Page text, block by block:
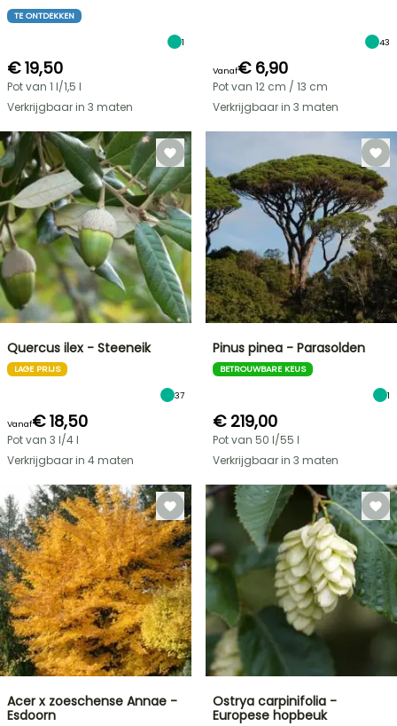
TE ONTDEKKEN
1
€ 19,50
Pot van 1 l/1,5 l
Verkrijgbaar in 3 maten
43
Vanaf€ 6,90
Pot van 12 cm / 13 cm
Verkrijgbaar in 3 maten
Quercus ilex - Steeneik
LAGE PRIJS
37
Vanaf€ 18,50
Pot van 3 l/4 l
Verkrijgbaar in 4 maten
Pinus pinea - Parasolden
BETROUWBARE KEUS
1
€ 219,00
Pot van 50 l/55 l
Verkrijgbaar in 3 maten
Acer x zoeschense Annae -
Esdoorn
Ostrya carpinifolia -
Europese hopbeuk